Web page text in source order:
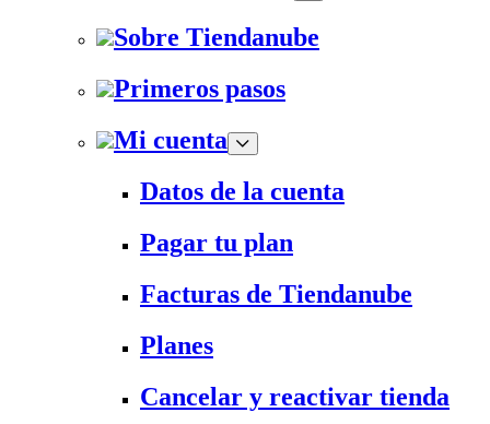
Sobre Tiendanube
Primeros pasos
Mi cuenta
Datos de la cuenta
Pagar tu plan
Facturas de Tiendanube
Planes
Cancelar y reactivar tienda